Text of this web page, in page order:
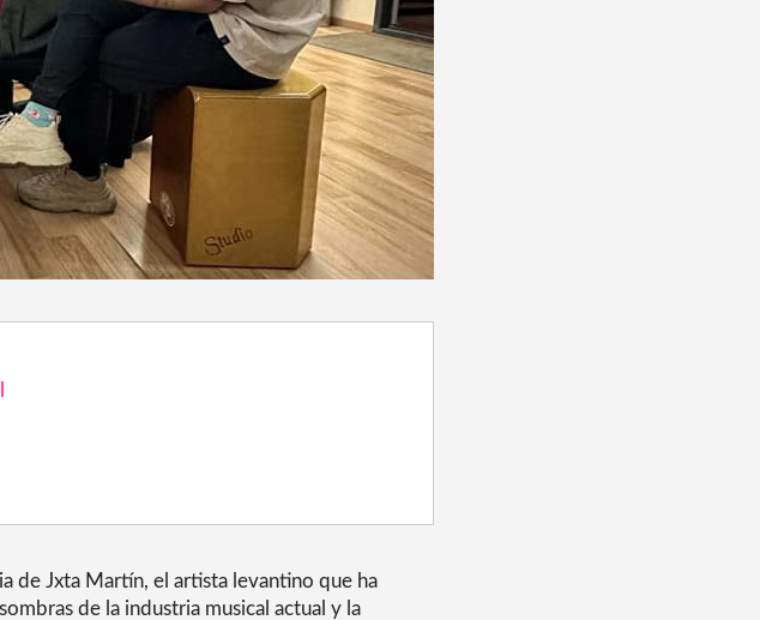
de Jxta Martín, el artista levantino que ha
de la industria musical actual y la